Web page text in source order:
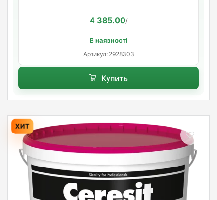
4 385.00/
В наявності
Артикул: 2928303
Купить
ХИТ